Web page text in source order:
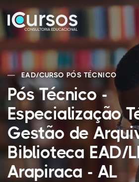
EAD/CURSO PÓS TÉCNICO
Pós Técnico -
Especialização
Gestão de
Biblioteca EAD/
Arapiraca - AL